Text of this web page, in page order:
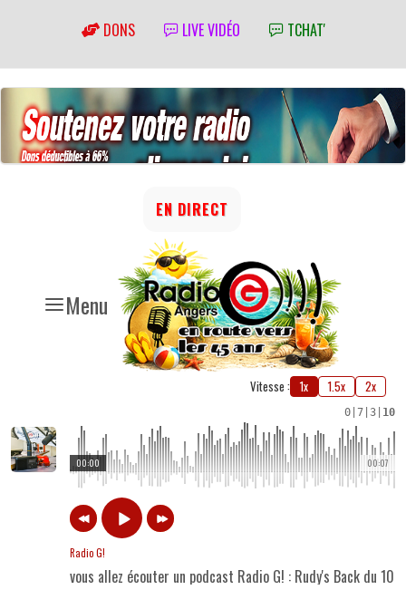
DONS LIVE VIDÉO TCHAT'
Menu
EN DIRECT
Vitesse : 1x 1.5x 2x
0 7 3 10
00:07
00:00
Radio G!
vous allez écouter un podcast Radio G! : Rudy's Back du 10